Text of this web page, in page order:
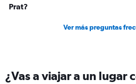
Prat?
Ver más preguntas
¿Vas a viajar a un lugar